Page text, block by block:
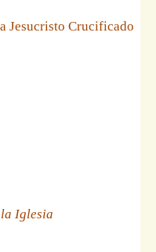
Jesucristo Crucificado
Iglesia